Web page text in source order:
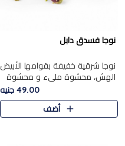
نوجا فسدق دابل
نوجا شرقية خفيفة بقوامها الأبيض
الهش، محشوة مليء و محشوة
بـكمية وفيرة من الفستق الفاخر
لتمنحك نكهة مكسرات غنية
وقرمشة مميزة في كل قطعة و
49.00 جنيه
أضف